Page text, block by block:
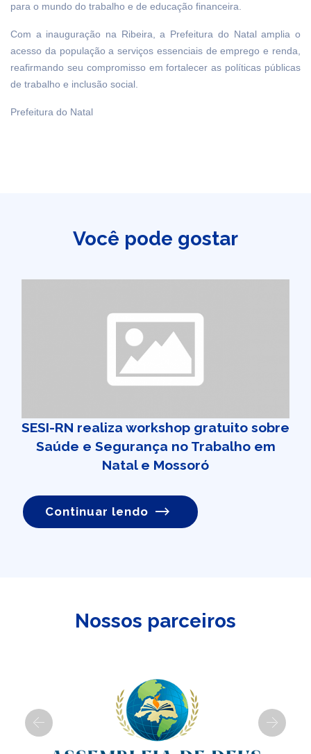
para o mundo do trabalho e de educação financeira.
Com a inauguração na Ribeira, a Prefeitura do Natal amplia o
acesso da população a serviços essenciais de emprego e renda,
reafirmando seu compromisso em fortalecer as políticas públicas
de trabalho e inclusão social.
Prefeitura do Natal
Você pode gostar
SESI-RN realiza workshop gratuito sobre
Saúde e Segurança no Trabalho em
Natal e Mossoró
Continuar lendo
Nossos parceiros
Previous Next